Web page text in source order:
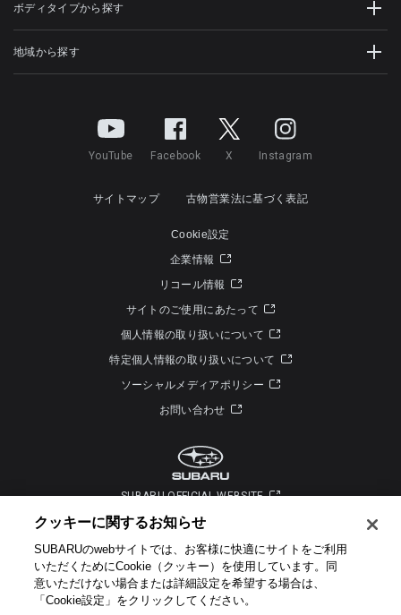
ボディタイプから探す
地域から探す
YouTube Facebook X Instagram
サイトマップ 古物営業法に基づく表記
Cookie設定
企業情報
リコール情報
サイトのご使用にあたって
個人情報の取り扱いについて
特定個人情報の取り扱いについて
ソーシャルメディアポリシー
お問い合わせ
SUBARU OFFICIAL WEBSITE
Copyright © SUBARU CORPORATION 2026 All Rights Reserved.
クッキーに関するお知らせ​
SUBARUのwebサイトでは、お客様に快適にサイトをご利用
いただくためにCookie（クッキー）を使用しています。​ 同
意いただけない場合または詳細設定を希望する場合は、
「Cookie設定」をクリックしてください。​